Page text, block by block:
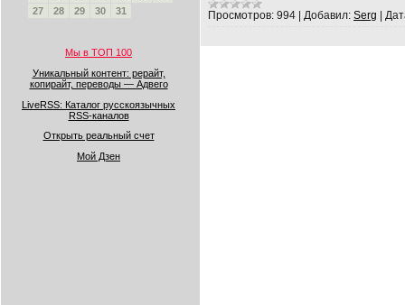
27
28 29 30 31
Мы в ТОП 100
Уникальный контент: рерайт,
копирайт, переводы — Адвего
LiveRSS: Каталог русскоязычных
RSS-каналов
Открыть реальный счет
Мой Дзен
Просмотров: 994 Добавил: Serg